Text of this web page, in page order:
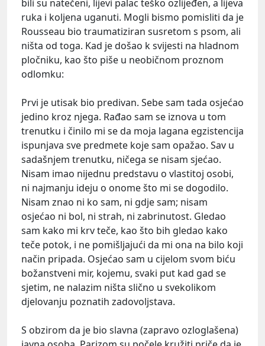
bili su natečeni, lijevi palac teško ozlijeđen, a lijeva
ruka i koljena uganuti. Mogli bismo pomisliti da je
Rousseau bio traumatiziran susretom s psom, ali
ništa od toga. Kad je došao k svijesti na hladnom
pločniku, kao što piše u neobičnom proznom
odlomku:
Prvi je utisak bio predivan. Sebe sam tada osjećao
jedino kroz njega. Rađao sam se iznova u tom
trenutku i činilo mi se da moja lagana egzistencija
ispunjava sve predmete koje sam opažao. Sav u
sadašnjem trenutku, ničega se nisam sjećao.
Nisam imao nijednu predstavu o vlastitoj osobi,
ni najmanju ideju o onome što mi se dogodilo.
Nisam znao ni ko sam, ni gdje sam; nisam
osjećao ni bol, ni strah, ni zabrinutost. Gledao
sam kako mi krv teče, kao što bih gledao kako
teče potok, i ne pomišljajući da mi ona na bilo koji
način pripada. Osjećao sam u cijelom svom biću
božanstveni mir, kojemu, svaki put kad gad se
sjetim, ne nalazim ništa slično u svekolikom
djelovanju poznatih zadovoljstava.
S obzirom da je bio slavna (zapravo ozloglašena)